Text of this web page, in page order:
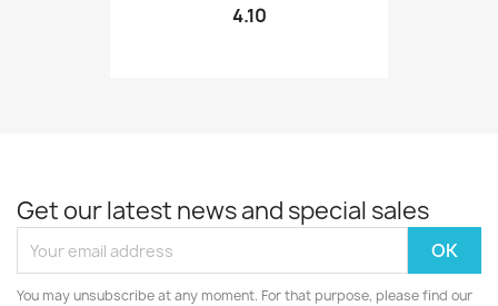
4.10
Get our latest news and special sales
You may unsubscribe at any moment. For that purpose, please find our